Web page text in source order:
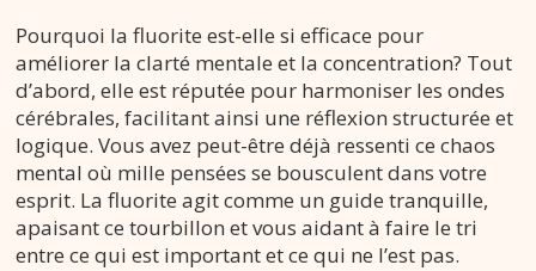
Pourquoi la fluorite est-elle si efficace pour
améliorer la clarté mentale et la concentration? Tout
d’abord, elle est réputée pour harmoniser les ondes
cérébrales, facilitant ainsi une réflexion structurée et
logique. Vous avez peut-être déjà ressenti ce chaos
mental où mille pensées se bousculent dans votre
esprit. La fluorite agit comme un guide tranquille,
apaisant ce tourbillon et vous aidant à faire le tri
entre ce qui est important et ce qui ne l’est pas.